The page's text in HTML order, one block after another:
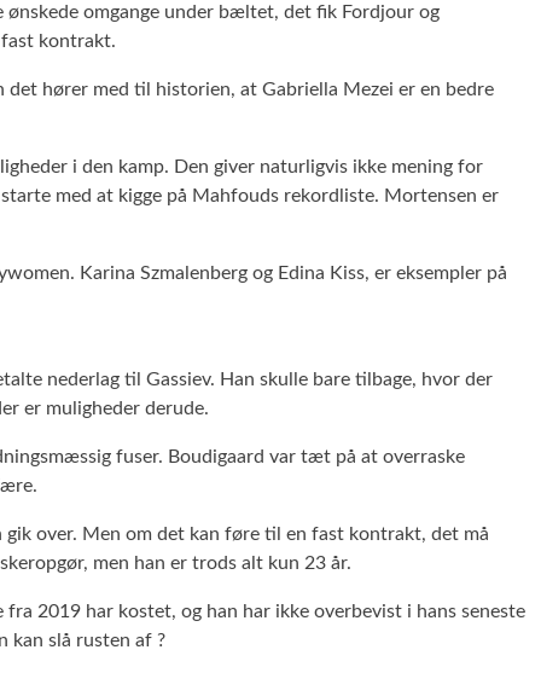
ønskede omgange under bæltet, det fik Fordjour og
kontrakt.
hører med til historien, at Gabriella Mezei er en bedre
i den kamp. Den giver naturligvis ikke mening for
med at kigge på Mahfouds rekordliste. Mortensen er
Karina Szmalenberg og Edina Kiss, er eksempler på
nederlag til Gassiev. Han skulle bare tilbage, hvor der
er muligheder derude.
fuser. Boudigaard var tæt på at overraske
over. Men om det kan føre til en fast kontrakt, det må
men han er trods alt kun 23 år.
2019 har kostet, og han har ikke overbevist i hans seneste
kan slå rusten af ?